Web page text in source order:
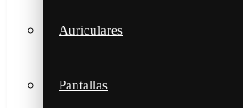
Auriculares
Pantallas